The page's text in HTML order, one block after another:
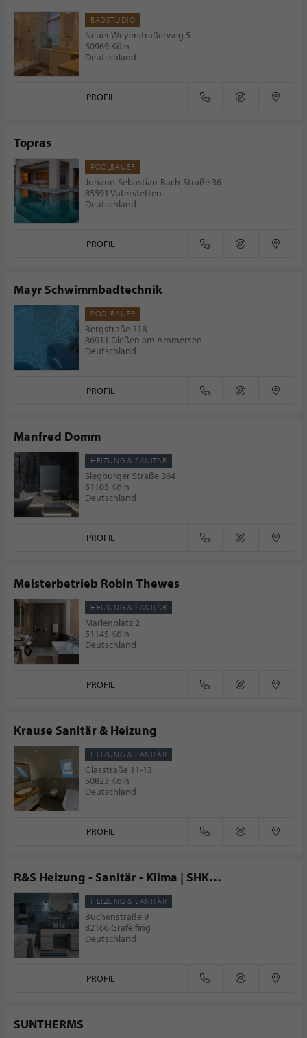
BADSTUDIO
Neuer Weyerstraßerweg 5
50969 Köln
Deutschland
PROFIL
Topras
POOLBAUER
Johann-Sebastian-Bach-Straße 36
85591 Vaterstetten
Deutschland
PROFIL
Mayr Schwimmbadtechnik
POOLBAUER
Bergstraße 31B
86911 Dießen am Ammersee
Deutschland
PROFIL
Manfred Domm
HEIZUNG & SANITÄR
Siegburger Straße 364
51105 Köln
Deutschland
PROFIL
Meisterbetrieb Robin Thewes
HEIZUNG & SANITÄR
Marienplatz 2
51145 Köln
Deutschland
PROFIL
Krause Sanitär & Heizung
HEIZUNG & SANITÄR
Glasstraße 11-13
50823 Köln
Deutschland
PROFIL
R&S Heizung - Sanitär - Klima | SHK
Meisterbetrieb Gräfelfing bei München
HEIZUNG & SANITÄR
Buchenstraße 9
82166 Gräfelfing
Deutschland
PROFIL
SUNTHERMS